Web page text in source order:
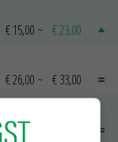
€ 15,00 ~ € 23,00
€ 26,00 ~ € 33,00
€ 0,00